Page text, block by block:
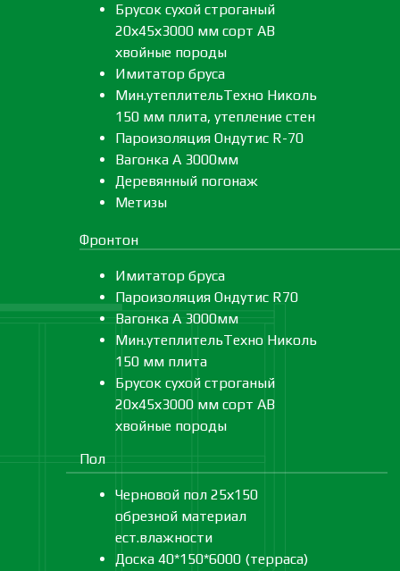
Брусок сухой строганый
20х45х3000 мм сорт АВ
хвойные породы
Имитатор бруса
Мин.утеплительТехно Николь
150 мм плита, утепление стен
Пароизоляция Ондутис R-70
Вагонка А 3000мм
Деревянный погонаж
Метизы
Фронтон
Имитатор бруса
Пароизоляция Ондутис R70
Вагонка А 3000мм
Мин.утеплительТехно Николь
150 мм плита
Брусок сухой строганый
20х45х3000 мм сорт АВ
хвойные породы
Пол
Черновой пол 25х150
обрезной материал
ест.влажности
Доска 40*150*6000 (терраса)